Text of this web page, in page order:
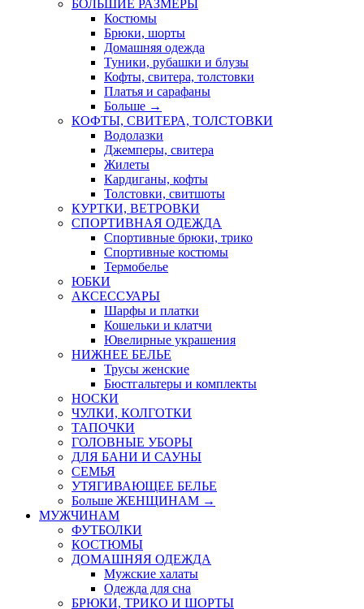
БОЛЬШИЕ РАЗМЕРЫ
Костюмы
Брюки, шорты
Домашняя одежда
Туники, рубашки и блузы
Кофты, свитера, толстовки
Платья и сарафаны
Больше →
КОФТЫ, СВИТЕРА, ТОЛСТОВКИ
Водолазки
Джемперы, свитера
Жилеты
Кардиганы, кофты
Толстовки, свитшоты
КУРТКИ, ВЕТРОВКИ
СПОРТИВНАЯ ОДЕЖДА
Спортивные брюки, трико
Спортивные костюмы
Термобелье
ЮБКИ
AКСЕССУАРЫ
Шарфы и платки
Кошельки и клатчи
Ювелирные украшения
НИЖНЕЕ БЕЛЬЕ
Трусы женские
Бюстгальтеры и комплекты
НОСКИ
ЧУЛКИ, КОЛГОТКИ
ТАПОЧКИ
ГОЛОВНЫЕ УБОРЫ
ДЛЯ БАНИ И САУНЫ
СЕМЬЯ
УТЯГИВАЮЩЕЕ БЕЛЬЕ
Больше ЖЕНЩИНАМ →
МУЖЧИНАМ
ФУТБОЛКИ
КОСТЮМЫ
ДОМАШНЯЯ ОДЕЖДА
Мужские халаты
Одежда для сна
БРЮКИ, ТРИКО И ШОРТЫ